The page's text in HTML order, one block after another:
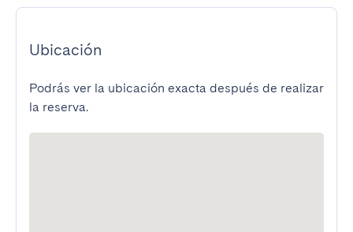
Ubicación
Podrás ver la ubicación exacta después de realizar
la reserva.